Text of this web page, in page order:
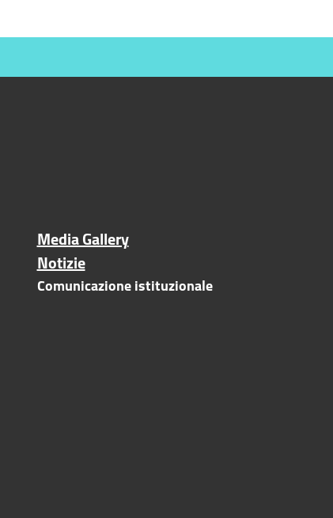
Media Gallery
Notizie
Comunicazione istituzionale